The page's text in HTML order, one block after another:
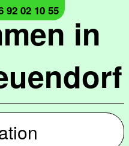
in
92 02 10 55